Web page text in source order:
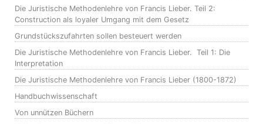
Die Juristische Methodenlehre von Francis Lieber. Teil 2:
Construction als loyaler Umgang mit dem Gesetz
Grundstückszufahrten sollen besteuert werden
Die Juristische Methodenlehre von Francis Lieber. Teil 1: Die
Interpretation
Die Juristische Methodenlehre von Francis Lieber (1800-1872)
Handbuchwissenschaft
Von unnützen Büchern